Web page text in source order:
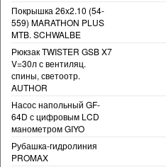
Покрышка 26x2.10 (54-
559) MARATHON PLUS
MTB. SCHWALBE
Рюкзак TWISTER GSB X7
V=30л с вентиляц.
спины, светоотр.
AUTHOR
Насос напольный GF-
64D с цифровым LCD
манометром GIYO
Рубашка-гидролиния
PROMAX